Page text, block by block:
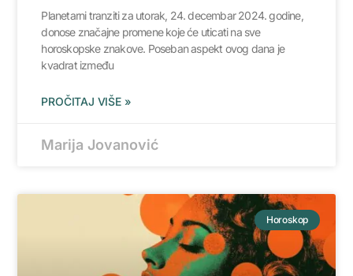
Planetarni tranziti za utorak, 24. decembar 2024. godine,
donose značajne promene koje će uticati na sve
horoskopske znakove. Poseban aspekt ovog dana je
kvadrat između
PROČITAJ VIŠE »
Marija Jovanović
Horoskop